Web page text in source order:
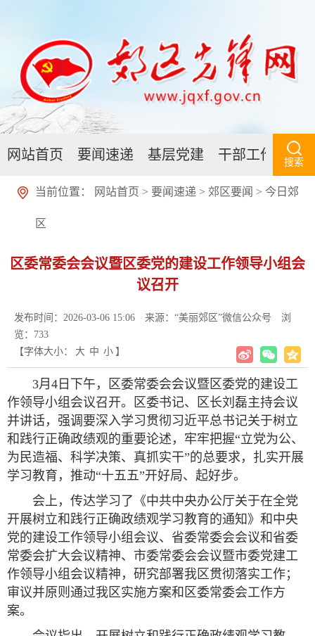
网站首页 要闻速递 基层党建 干部工作 人
搜索
当前位置： 网站首页 > 要闻速递 > 郊区要闻 > 今日郊
区
区委常委会会议暨区委党的建设工作领导小组会
议召开
发布时间：2026-03-06 15:06 来源：“美丽郊区”微信公众号
浏
览： 733
【字体大小：
大 中 小 】
3月4日下午，区委常委会会议暨区委党的建设工
作领导小组会议召开。区委书记、区长刘磊主持会议
并讲话，强调要深入学习贯彻习近平总书记关于树立
和践行正确政绩观的重要论述，牢牢把握“立党为公、
为民造福、科学决策、真抓实干”的总要求，扎实开展
学习教育，推动“十五五”开好局、起好步。
会上，传达学习了《中共中央办公厅关于在全党
开展树立和践行正确政绩观学习教育的通知》和中央
党的建设工作领导小组会议、省委常委会会议和省委
常委会扩大会议精神、市委常委会会议暨市委党建工
作领导小组会议精神，研究部署我区贯彻落实工作；
审议并原则通过我区实施方案和区委常委会工作方
案。